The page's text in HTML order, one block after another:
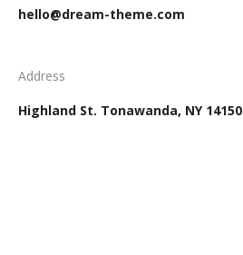
hello@dream-theme.com
Address
Highland St. Tonawanda, NY 14150